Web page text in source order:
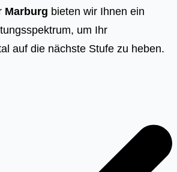
Marburg bieten wir Ihnen ein
um Ihr
auf die nächste Stufe zu heben.